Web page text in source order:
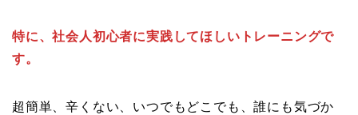
特に、社会人初心者に実践してほしいトレーニングで
す。
超簡単、辛くない、いつでもどこでも、誰にも気づか